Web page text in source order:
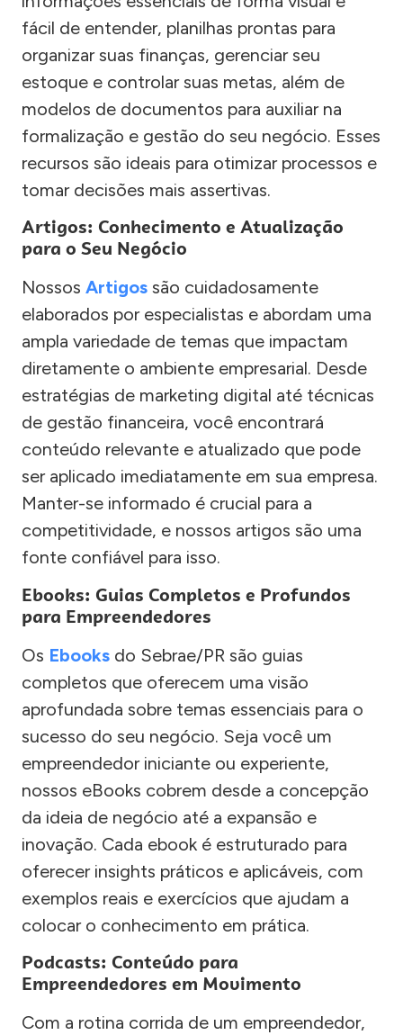
fácil de entender, planilhas prontas para
organizar suas finanças, gerenciar seu
estoque e controlar suas metas, além de
modelos de documentos para auxiliar na
formalização e gestão do seu negócio. Esses
recursos são ideais para otimizar processos e
tomar decisões mais assertivas.
Artigos: Conhecimento e Atualização
para o Seu Negócio
Nossos Artigos são cuidadosamente
elaborados por especialistas e abordam uma
ampla variedade de temas que impactam
diretamente o ambiente empresarial. Desde
estratégias de marketing digital até técnicas
de gestão financeira, você encontrará
conteúdo relevante e atualizado que pode
ser aplicado imediatamente em sua empresa.
Manter-se informado é crucial para a
competitividade, e nossos artigos são uma
fonte confiável para isso.
Ebooks: Guias Completos e Profundos
para Empreendedores
Os Ebooks do Sebrae/PR são guias
completos que oferecem uma visão
aprofundada sobre temas essenciais para o
sucesso do seu negócio. Seja você um
empreendedor iniciante ou experiente,
nossos eBooks cobrem desde a concepção
da ideia de negócio até a expansão e
inovação. Cada ebook é estruturado para
oferecer insights práticos e aplicáveis, com
exemplos reais e exercícios que ajudam a
colocar o conhecimento em prática.
Podcasts: Conteúdo para
Empreendedores em Movimento
Com a rotina corrida de um empreendedor,